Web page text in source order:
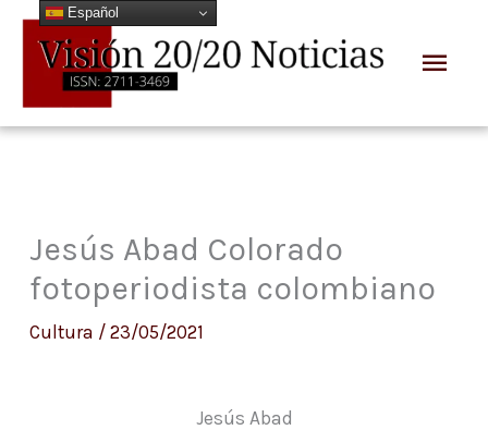
contenido
Jesús Abad Colorado
fotoperiodista colombiano
Cultura / 23/05/2021
Jesús Abad
Español